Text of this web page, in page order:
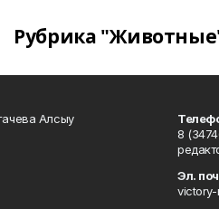
Рубрика
Алсыу
8
Эл.
victory-